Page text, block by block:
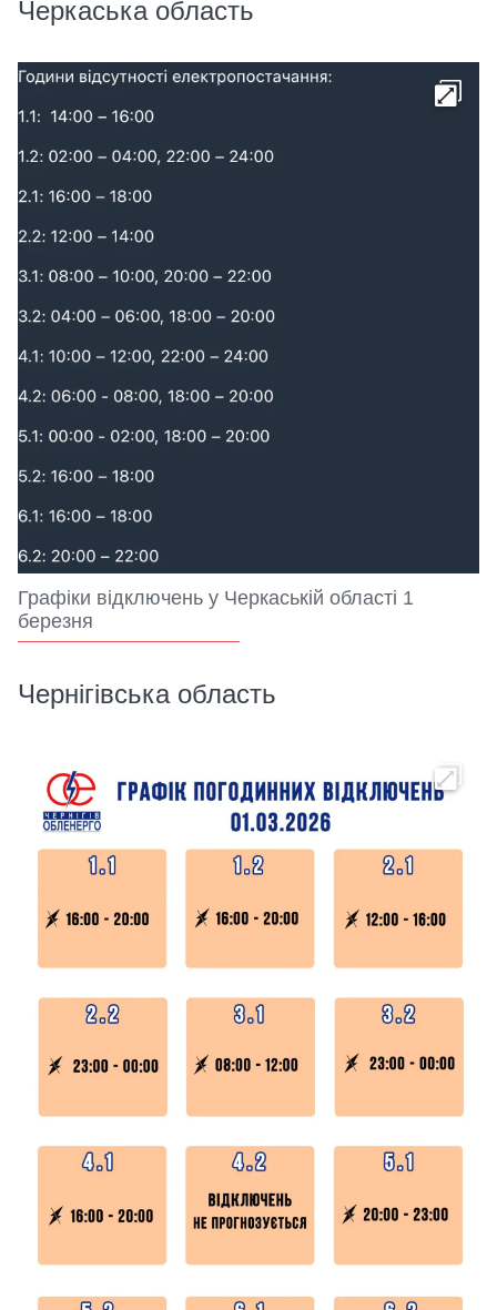
Черкаська область
Графіки відключень у Черкаській області 1
березня
Чернігівська область